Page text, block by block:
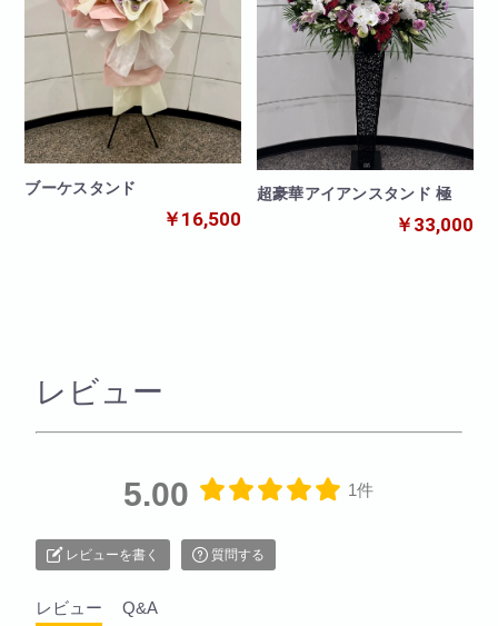
ブーケスタンド
￥16,500
超豪華アイアンスタンド 極
￥33,000
レビュー
5.00 1件
レビューを書く 質問する
レビュー Q&A